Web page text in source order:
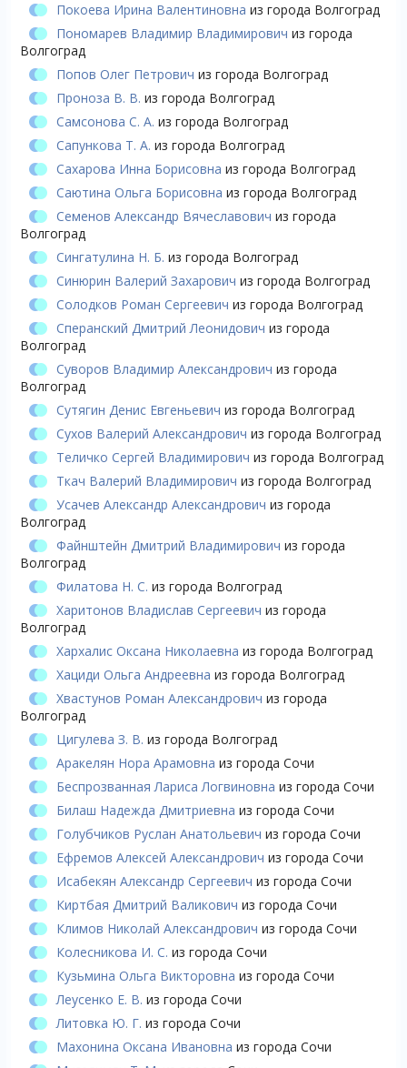
Покоева Ирина Валентиновна из города Волгоград
Пономарев Владимир Владимирович из города
Волгоград
Попов Олег Петрович из города Волгоград
Проноза В. В. из города Волгоград
Самсонова С. А. из города Волгоград
Сапункова Т. А. из города Волгоград
Сахарова Инна Борисовна из города Волгоград
Саютина Ольга Борисовна из города Волгоград
Семенов Александр Вячеславович из города
Волгоград
Сингатулина Н. Б. из города Волгоград
Синюрин Валерий Захарович из города Волгоград
Солодков Роман Сергеевич из города Волгоград
Сперанский Дмитрий Леонидович из города
Волгоград
Суворов Владимир Александрович из города
Волгоград
Сутягин Денис Евгеньевич из города Волгоград
Сухов Валерий Александрович из города Волгоград
Теличко Сергей Владимирович из города Волгоград
Ткач Валерий Владимирович из города Волгоград
Усачев Александр Александрович из города
Волгоград
Файнштейн Дмитрий Владимирович из города
Волгоград
Филатова Н. С. из города Волгоград
Харитонов Владислав Сергеевич из города
Волгоград
Хархалис Оксана Николаевна из города Волгоград
Хациди Ольга Андреевна из города Волгоград
Хвастунов Роман Александрович из города
Волгоград
Цигулева З. В. из города Волгоград
Аракелян Нора Арамовна из города Сочи
Беспрозванная Лариса Логвиновна из города Сочи
Билаш Надежда Дмитриевна из города Сочи
Голубчиков Руслан Анатольевич из города Сочи
Ефремов Алексей Александрович из города Сочи
Исабекян Александр Сергеевич из города Сочи
Киртбая Дмитрий Валикович из города Сочи
Климов Николай Александрович из города Сочи
Колесникова И. С. из города Сочи
Кузьмина Ольга Викторовна из города Сочи
Леусенко Е. В. из города Сочи
Литовка Ю. Г. из города Сочи
Махонина Оксана Ивановна из города Сочи